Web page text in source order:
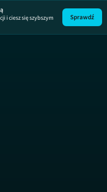
i ciesz się szybszym
Sprawdź